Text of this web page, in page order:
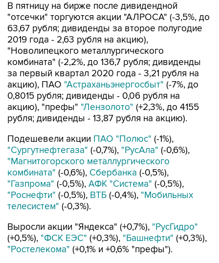
В пятницу на бирже после дивидендной
"отсечки" торгуются акции "АЛРОСА" (-3,5%, до
63,67 рубля; дивиденды за второе полугодие
2019 года - 2,63 рубля на акцию),
"Новолипецкого металлургического
комбината" (-2,2%, до 136,7 рубля; дивиденды
за первый квартал 2020 года - 3,21 рубля на
акцию), ПАО "Астраханьэнергосбыт" (-7%, до
0,8015 рубля; дивиденды - 0,06 рубля на
акцию), "префы" "Лензолото" (+2,3%, до 4155
рубля; дивиденды - 13,87 рубля на акцию).
Подешевели акции ПАО "Полюс" (-1%),
"Сургутнефтегаза" (-0,7%), "РусАла" (-0,6%),
"Магнитогорского металлургического
комбината" (-0,6%), Сбербанка (-0,5%),
"Газпрома" (-0,5%), АФК "Система" (-0,5%),
"Роснефти" (-0,5%), ВТБ (-0,4%), "Мобильных
телесистем" (-0,3%).
Выросли акции "Яндекса" (+0,7%), "РусГидро"
(+0,5%), "ФСК ЕЭС" (+0,3%), "Башнефти" (+0,3%),
"Ростелекома" (+0,1% и +0,6% "префы").